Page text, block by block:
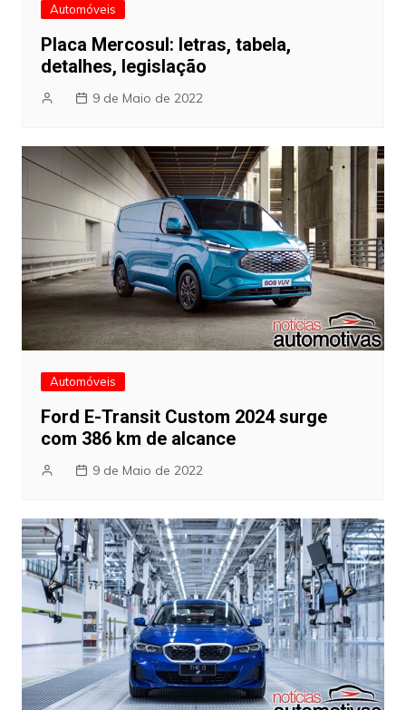
Automóveis
Placa Mercosul: letras, tabela,
detalhes, legislação
9 de Maio de 2022
Automóveis
Ford E-Transit Custom 2024 surge
com 386 km de alcance
9 de Maio de 2022